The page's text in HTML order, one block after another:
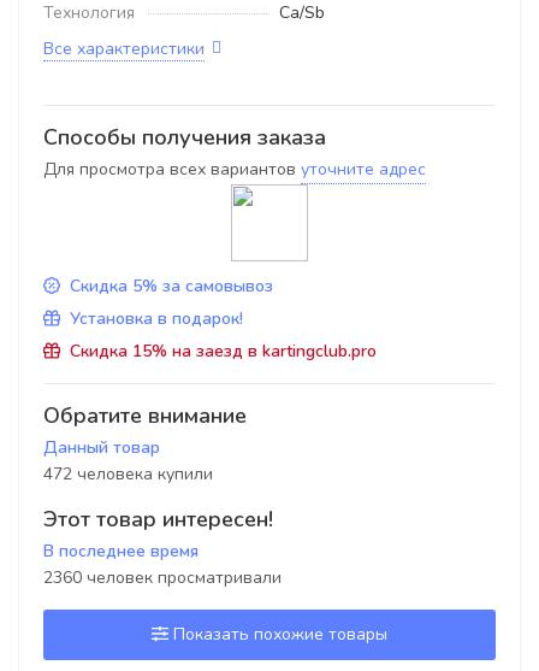
Технология
Ca/Sb
Все характеристики
Способы получения заказа
Для просмотра всех вариантов уточните адрес
Скидка 5% за самовывоз
Установка в подарок!
Скидка 15% на заезд в kartingclub.pro
Обратите внимание
Данный товар
472 человека купили
Этот товар интересен!
В последнее время
2360 человек просматривали
Показать похожие товары